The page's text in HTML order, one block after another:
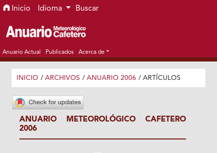
Ir al menú de navegación principal
Ir al contenido principal
Ir al pie de página del sitio
Inicio Idioma Buscar
Anuario Actual Publicados Acerca de
INICIO / ARCHIVOS / ANUARIO 2006 / ARTÍCULOS
ANUARIO METEOROLÓGICO CAFETERO
2006